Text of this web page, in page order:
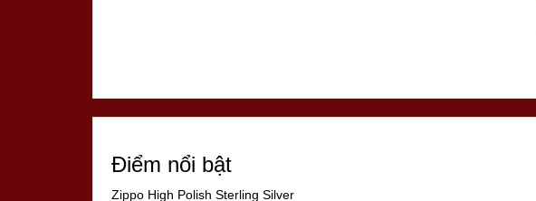
Điểm nổi bật
Zippo High Polish Sterling Silver